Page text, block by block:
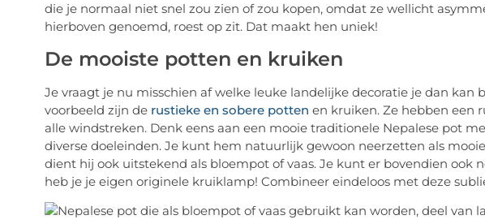
die je normaal niet snel zou zien of zou kopen, omdat ze wellicht
hierboven genoemd, roest op zit. Dat maakt hen uniek!
De mooiste potten en kruiken
Je vraagt je nu misschien af welke leuke landelijke decoratie je dan kan
voorbeeld zijn de rustieke en sobere potten en kruiken. Ze hebben een
alle windstreken. Denk eens aan een mooie traditionele Nepalese pot
diverse doeleinden. Je kunt hem natuurlijk gewoon neerzetten als
dient hij ook uitstekend als bloempot of vaas. Je kunt er bovendien ook
heb je je eigen originele kruiklamp! Combineer eindeloos met deze